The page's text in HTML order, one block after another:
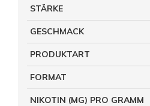
STÄRKE
GESCHMACK
PRODUKTART
FORMAT
NIKOTIN (MG) PRO GRAMM